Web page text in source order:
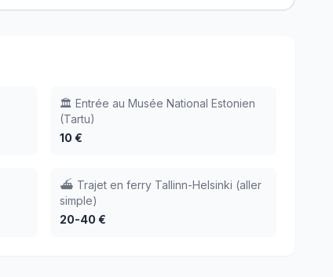
🏛️ Entrée au Musée National Estonien
(Tartu)
10 €
⛴️ Trajet en ferry Tallinn-Helsinki (aller
simple)
20-40 €